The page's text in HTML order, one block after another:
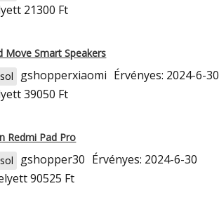
21300 Ft
Move Smart Speakers
gshopperxiaomi Érvényes: 2024-6-30
39050 Ft
Redmi Pad Pro
gshopper30 Érvényes: 2024-6-30
90525 Ft